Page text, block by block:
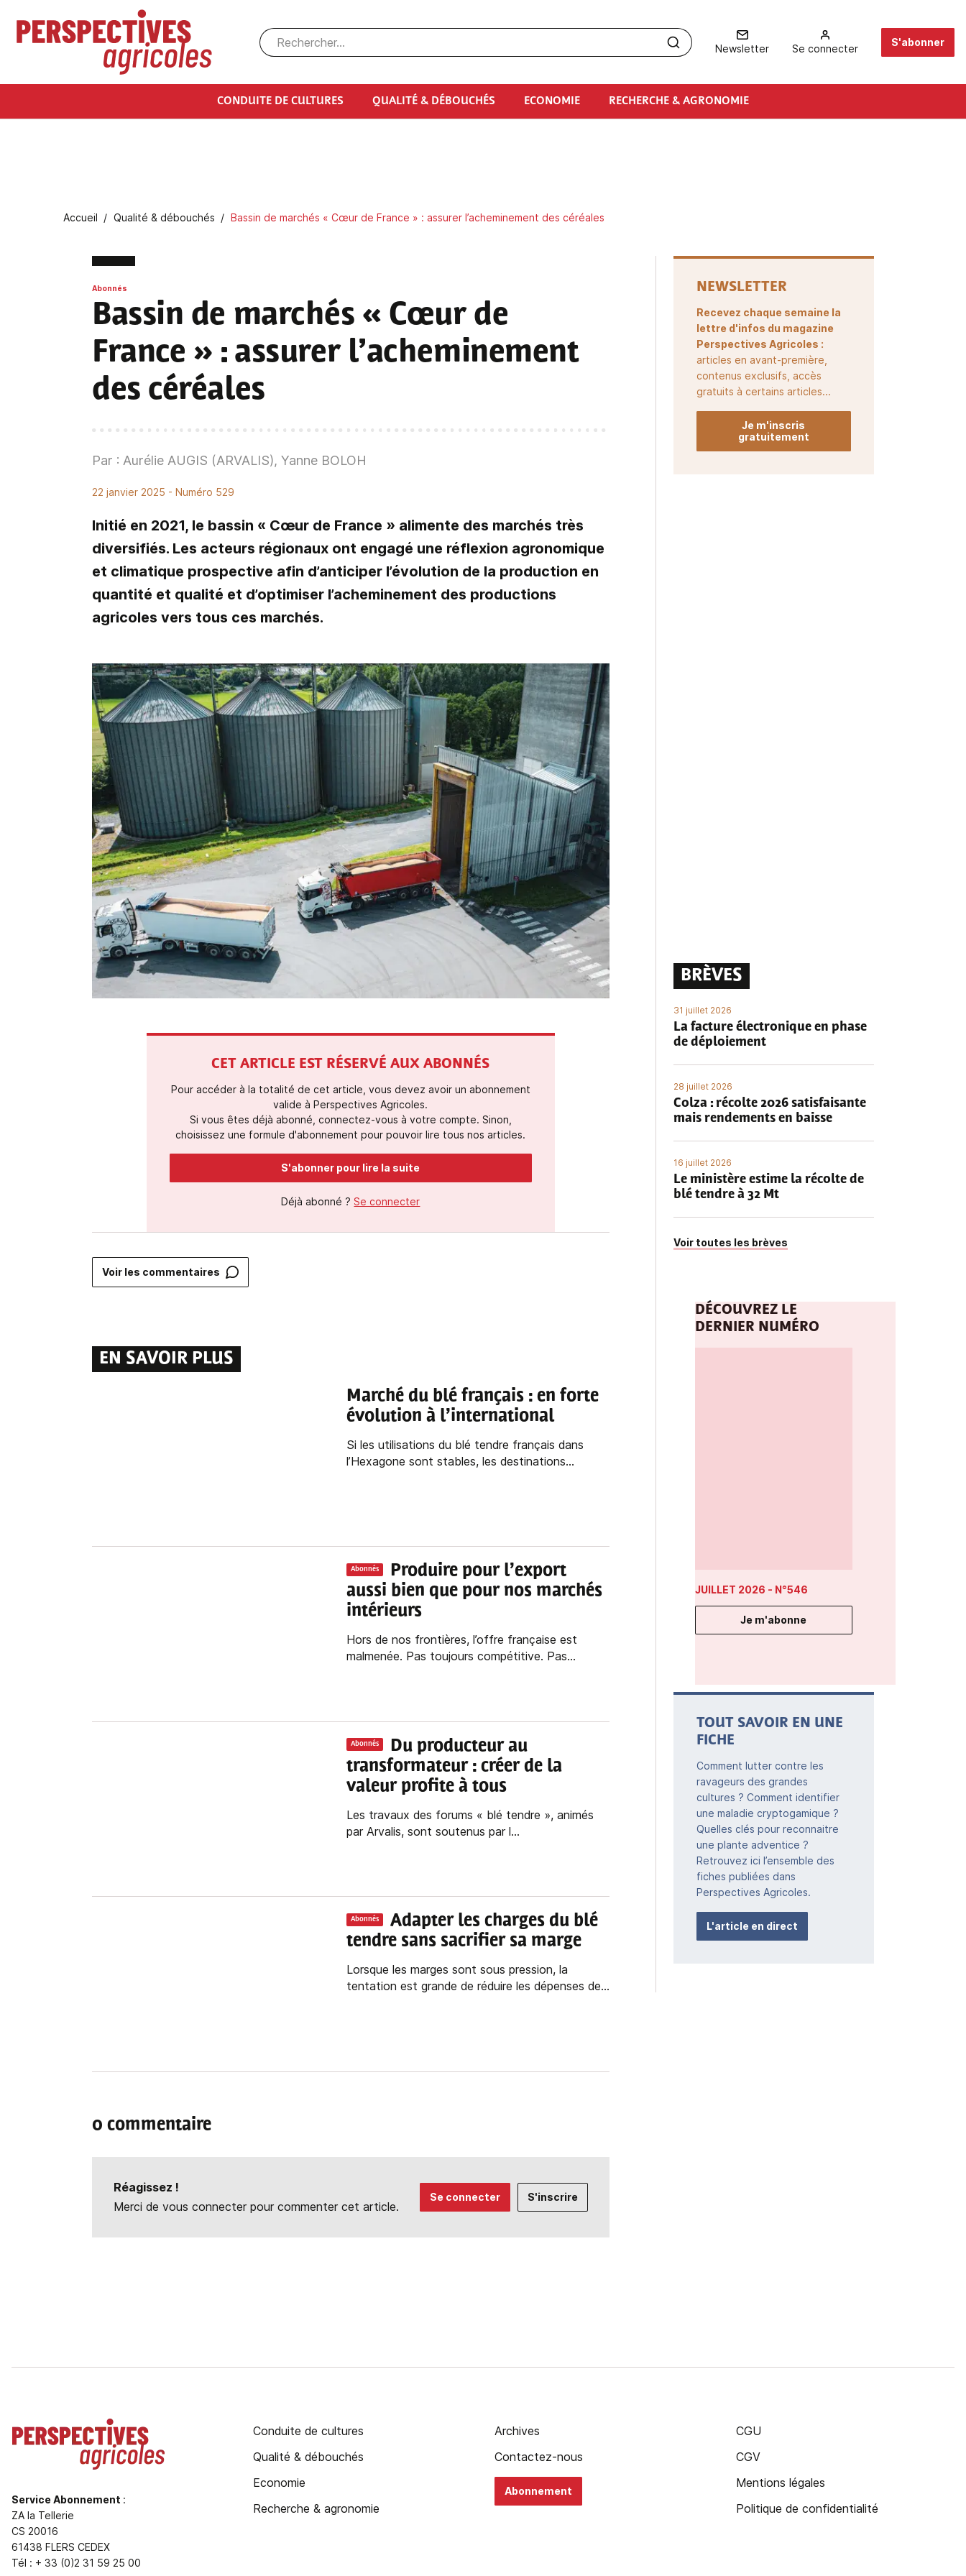
Aller au contenu principal
Newsletter Se connecter
S'abonner
CONDUITE DE CULTURES QUALITÉ & DÉBOUCHÉS ECONOMIE RECHERCHE & AGRONOMIE
Fil d'Ariane
Accueil Qualité & débouchés Bassin de marchés « Cœur de France » : assurer l’acheminement des céréales
Abonnés
Bassin de marchés « Cœur de
France » : assurer l’acheminement
des céréales
Par : Aurélie AUGIS (ARVALIS), Yanne BOLOH
22 janvier 2025 - Numéro 529
Initié en 2021, le bassin « Cœur de France » alimente des marchés très
diversifiés. Les acteurs régionaux ont engagé une réflexion agronomique
et climatique prospective afin d’anticiper l’évolution de la production en
quantité et qualité et d’optimiser l’acheminement des productions
agricoles vers tous ces marchés.
CET ARTICLE EST RÉSERVÉ AUX ABONNÉS
Pour accéder à la totalité de cet article, vous devez avoir un abonnement
valide à Perspectives Agricoles.
Si vous êtes déjà abonné, connectez-vous à votre compte. Sinon,
choisissez une formule d'abonnement pour pouvoir lire tous nos articles.
S'abonner pour lire la suite
Déjà abonné ? Se connecter
Voir les commentaires
EN SAVOIR PLUS
Marché du blé français : en forte
évolution à l’international
Si les utilisations du blé tendre français dans
l’Hexagone sont stables, les destinations...
Abonnés
Produire pour l’export
aussi bien que pour nos marchés
intérieurs
Hors de nos frontières, l’offre française est
malmenée. Pas toujours compétitive. Pas...
Abonnés
Du producteur au
transformateur : créer de la
valeur profite à tous
Les travaux des forums « blé tendre », animés
par Arvalis, sont soutenus par l...
Abonnés
Adapter les charges du blé
tendre sans sacrifier sa marge
Lorsque les marges sont sous pression, la
tentation est grande de réduire les dépenses de...
0 commentaire
Réagissez !
Merci de vous connecter pour commenter cet article.
Se connecter S'inscrire
NEWSLETTER
Recevez chaque semaine la
lettre d'infos du magazine
Perspectives Agricoles :
articles en avant-première,
contenus exclusifs, accès
gratuits à certains articles...
Je m'inscris
gratuitement
BRÈVES
31 juillet 2026
La facture électronique en phase
de déploiement
28 juillet 2026
Colza : récolte 2026 satisfaisante
mais rendements en baisse
16 juillet 2026
Le ministère estime la récolte de
blé tendre à 32 Mt
Voir toutes les brèves
DÉCOUVREZ LE
DERNIER NUMÉRO
JUILLET 2026 - N°546
Je m'abonne
TOUT SAVOIR EN UNE
FICHE
Comment lutter contre les
ravageurs des grandes
cultures ? Comment identifier
une maladie cryptogamique ?
Quelles clés pour reconnaitre
une plante adventice ?
Retrouvez ici l’ensemble des
fiches publiées dans
Perspectives Agricoles.
L'article en direct
Service Abonnement :
ZA la Tellerie
CS 20016
61438 FLERS CEDEX
Tél : + 33 (0)2 31 59 25 00
Conduite de cultures
Qualité & débouchés
Economie
Recherche & agronomie
Archives
Contactez-nous
Abonnement
CGU
CGV
Mentions légales
Politique de confidentialité